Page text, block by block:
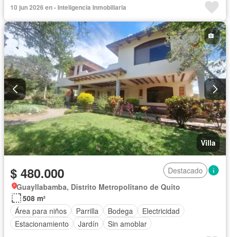
10 jun 2026 en - Inteligencia Inmobiliaria
Villa
$ 480.000
Destacado
Guayllabamba, Distrito Metropolitano de Quito
508 m²
Área para niños
Parrilla Bodega
Electricidad
Estacionamiento
Jardín Sin amoblar